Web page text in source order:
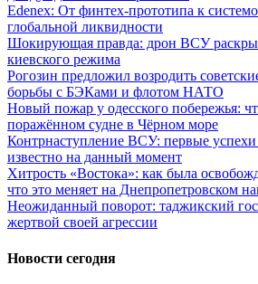
Edenex: От финтех-прототипа к
глобальной ликвидности
Шокирующая правда: дрон ВСУ
киевского режима
Рогозин предложил возродить
борьбы с БЭКами и флотом НАТО
Новый пожар у одесского побережья:
поражённом судне в Чёрном море
Контрнаступление ВСУ: первые
известно на данный момент
Хитрость «Востока»: как была
что это меняет на Днепропетровском
Неожиданный поворот: таджикский
жертвой своей агрессии
Новости сегодня